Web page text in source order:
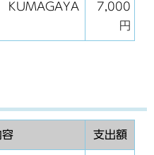
KUMAGAYA
7,000
円
容 支出額